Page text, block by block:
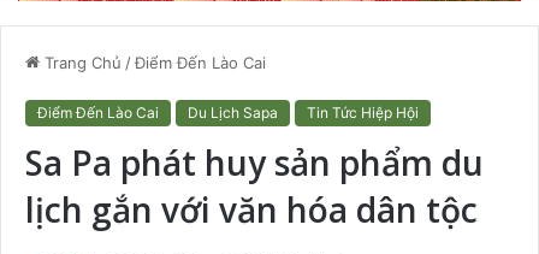
Trang Chủ /Điểm Đến Lào Cai
Điểm Đến Lào Cai Du Lịch Sapa Tin Tức Hiệp Hội
Sa Pa phát huy sản phẩm du
lịch gắn với văn hóa dân tộc